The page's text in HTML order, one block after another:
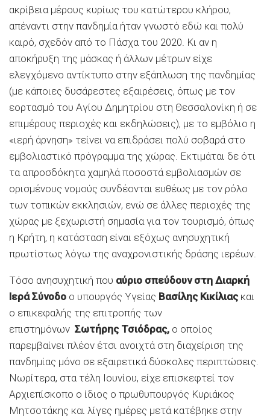
ακρίβεια μέρους κυρίως του κατώτερου κλήρου,
απέναντι στην πανδημία ήταν γνωστό εδώ και πολύ
καιρό, σχεδόν από το Πάσχα του 2020. Κι αν η
αποκήρυξη της μάσκας ή άλλων μέτρων είχε
ελεγχόμενο αντίκτυπο στην εξάπλωση της πανδημίας
(με κάποιες δυσάρεστες εξαιρέσεις, όπως με τον
εορτασμό του Αγίου Δημητρίου στη Θεσσαλονίκη ή σε
επιμέρους περιοχές και εκδηλώσεις), με το εμβόλιο η
«ιερή άρνηση» τείνει να επιδράσει πολύ σοβαρά στο
εμβολιαστικό πρόγραμμα της χώρας. Εκτιμάται δε ότι
τα απροσδόκητα χαμηλά ποσοστά εμβολιασμών σε
ορισμένους νομούς συνδέονται ευθέως με τον ρόλο
των τοπικών εκκλησιών, ενώ σε άλλες περιοχές της
χώρας με ξεχωριστή σημασία για τον τουρισμό, όπως
η Κρήτη, η κατάσταση είναι εξόχως ανησυχητική
πρωτίστως λόγω της αναχρονιστικής δράσης ιερέων.
Τόσο ανησυχητική που αύριο σπεύδουν στη Διαρκή
Ιερά Σύνοδο ο υπουργός Υγείας Βασίλης Κικίλιαςκαι
ο επικεφαλής της επιτροπής των
επιστημόνων Σωτήρης Τσιόδρας, ο οποίος
παρεμβαίνει πλέον έτσι ανοιχτά στη διαχείριση της
πανδημίας μόνο σε εξαιρετικά δύσκολες περιπτώσεις.
Νωρίτερα, στα τέλη Ιουνίου, είχε επισκεφτεί τον
Αρχιεπίσκοπο ο ίδιος ο πρωθυπουργός Κυριάκος
Μητσοτάκης και λίγες ημέρες μετά κατέβηκε στην